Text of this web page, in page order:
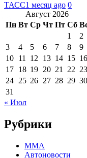
ТАСС1 месяц ago 0
Август 2026
Пн Вт Ср Чт Пт Сб
1
2
3
4 5 6 7 8
9
10 11 12 13 14 15 16
17 18 19 20 21 22 23
24 25 26 27 28 29 30
31
« Июл
Рубрики
MMA
Автоновости